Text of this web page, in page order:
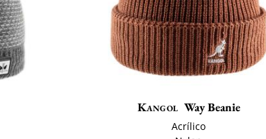
Kangol Way Beanie
Acrílico